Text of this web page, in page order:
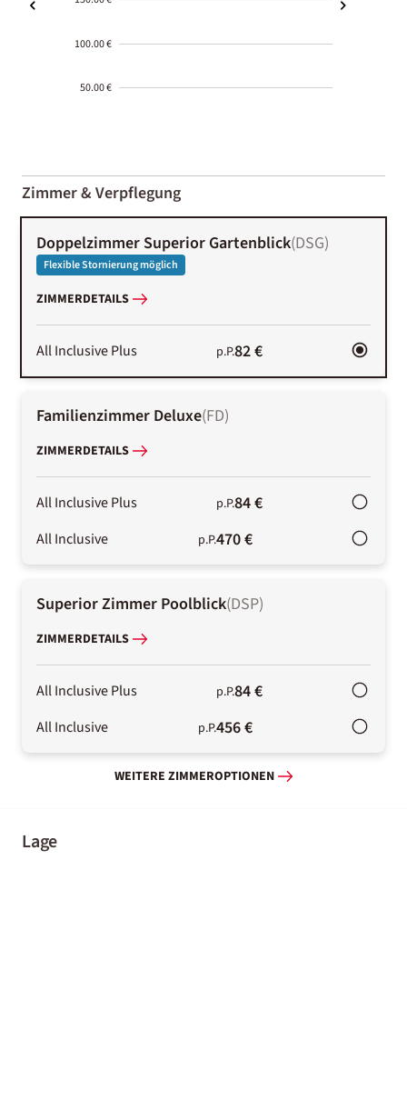
100.00 €
50.00 €
01-02
Zimmer & Verpflegung
Doppelzimmer Superior Gartenblick(DSG)
Flexible Stornierung möglich
ZIMMERDETAILS
All Inclusive Plus p.P.82 €
Familienzimmer Deluxe(FD)
ZIMMERDETAILS
All Inclusive Plus p.P.84 €
All Inclusive p.P.470 €
Superior Zimmer Poolblick(DSP)
ZIMMERDETAILS
All Inclusive Plus p.P.84 €
All Inclusive p.P.456 €
WEITERE ZIMMEROPTIONEN
Lage